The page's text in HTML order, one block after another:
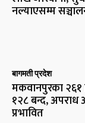
नल्याएसम्म
बागमती प्रदेश
मकवानपुरका २६१
१२८ बन्द, अपराध
प्रभावित